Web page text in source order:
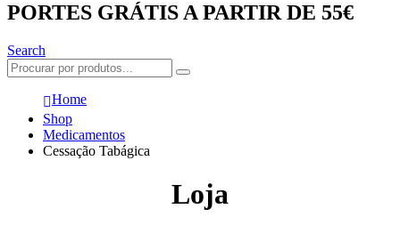
PORTES GRÁTIS A PARTIR DE 55€
Search
Home
Shop
Medicamentos
Cessação Tabágica
Loja